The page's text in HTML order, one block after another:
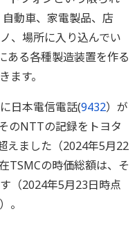
動車、家電製品、店
、場所に入り込んでい
ある各種製造装置を作る
ます。
日本電信電話(9432）が
のNTTの記録をトヨタ
えました（2024年5月22
TSMCの時価総額は、そ
（2024年5月23日時点
。